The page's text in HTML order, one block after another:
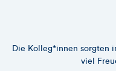
Die Kolleg*innen sorgten
viel